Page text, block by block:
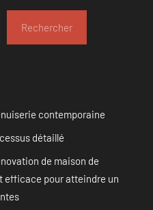
Rechercher
contemporaine
détaillé
de maison de
efficace pour atteindre un